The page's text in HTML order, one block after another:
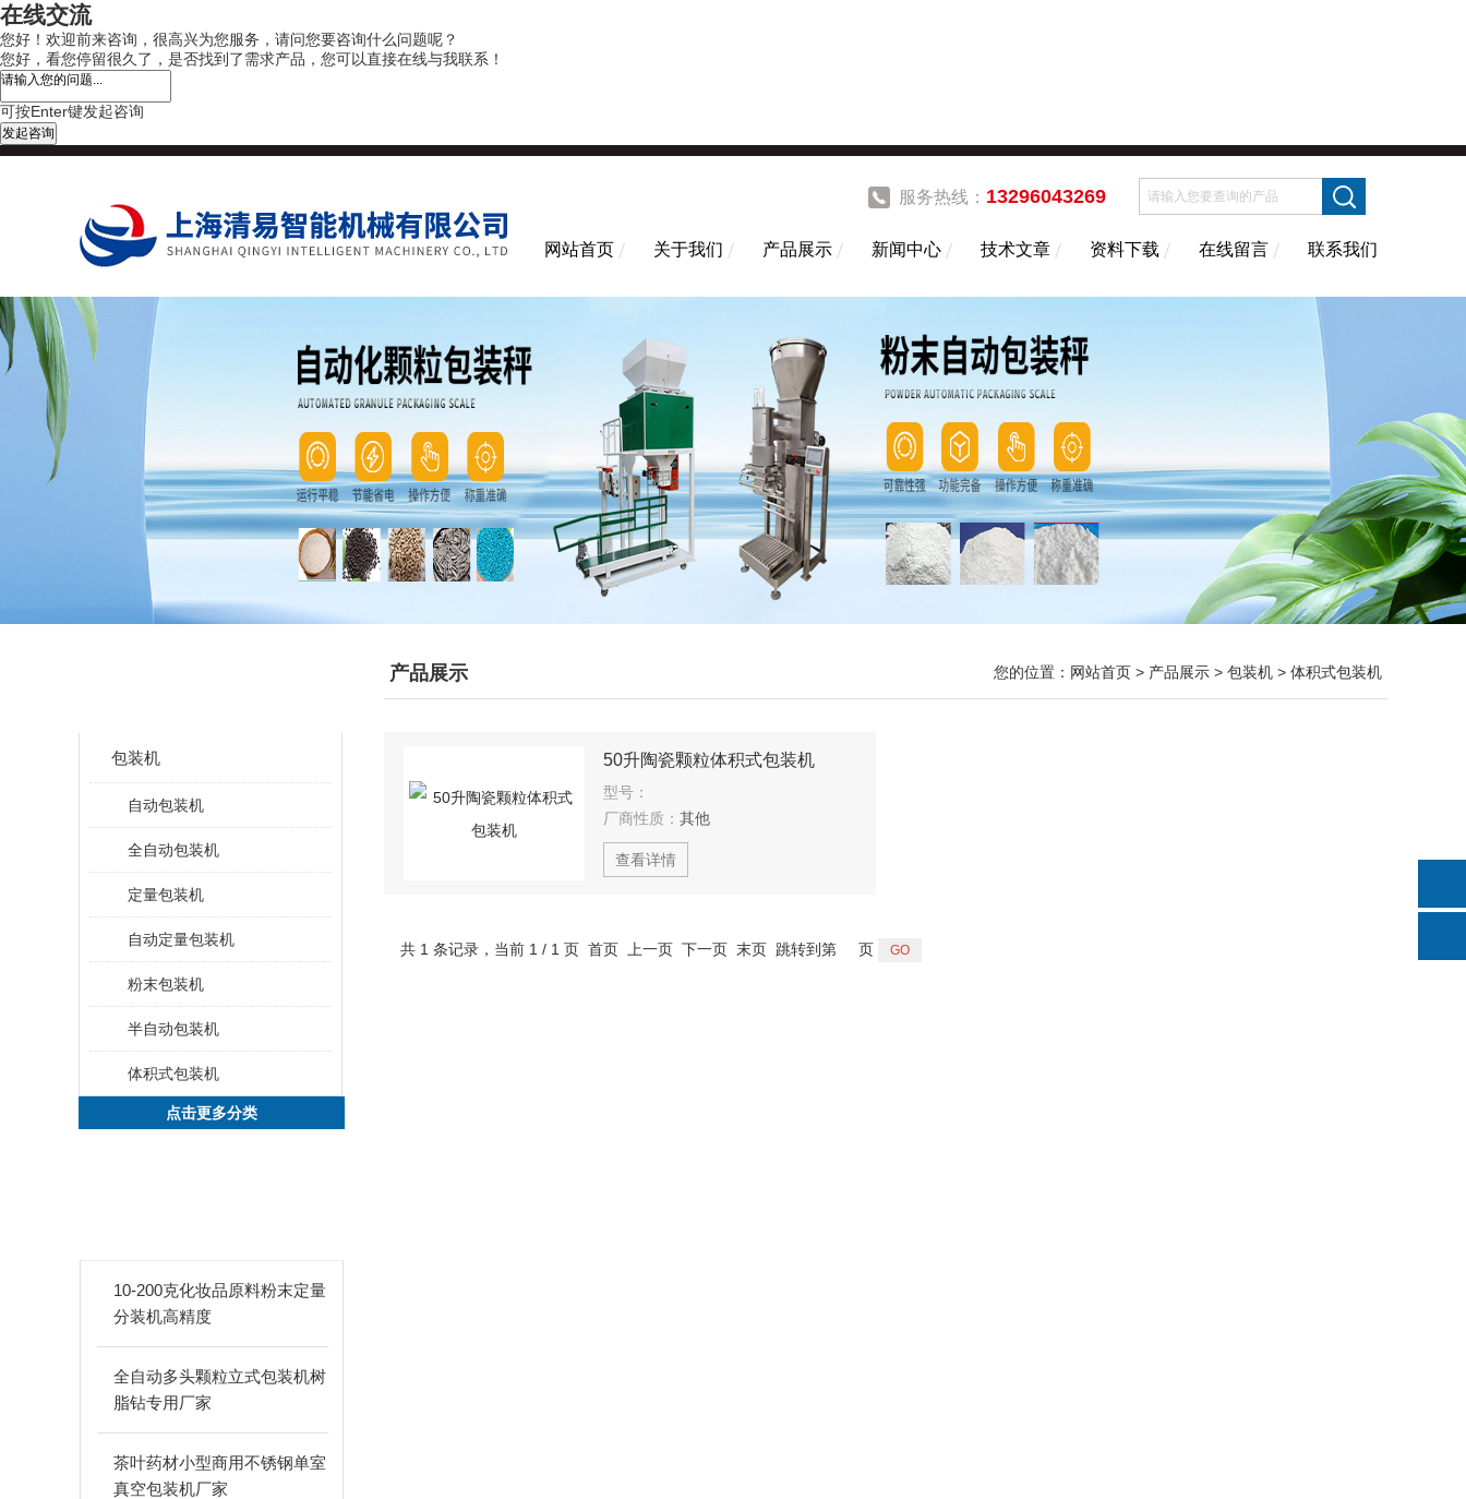
在线交流
您好！欢迎前来咨询，很高兴为您服务，请问您要咨询什么问题呢？
您好，看您停留很久了，是否找到了需求产品，您可以直接在线与我联系！
可按Enter键发起咨询
发起咨询
服务热线： 13296043269
网站首页 关于我们 产品展示 新闻中心 技术文章 资料下载 在线留言 联系我们
包装机
自动包装机
全自动包装机
定量包装机
自动定量包装机
粉末包装机
半自动包装机
体积式包装机
点击更多分类
10-200克化妆品原料粉末定量
分装机高精度
全自动多头颗粒立式包装机树
脂钻专用厂家
茶叶药材小型商用不锈钢单室
真空包装机厂家
产品展示 您的位置： 网站首页 > 产品展示 > 包装机 > 体积式包装机
50升陶瓷颗粒体积式包装机
型号：
厂商性质： 其他
查看详情
共 1 条记录，当前 1 / 1 页 首页 上一页 下一页 末页 跳转到第 页